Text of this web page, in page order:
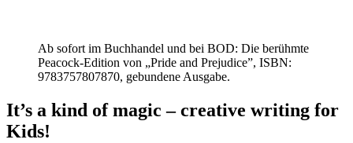
Ab sofort im Buchhandel und bei BOD: Die berühmte
Peacock-Edition von „Pride and Prejudice”, ISBN:
9783757807870, gebundene Ausgabe.
It’s a kind of magic – creative writing for
Kids!